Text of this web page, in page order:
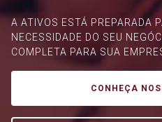
A ATIVOS ESTÁ PREPARADA
NECESSIDADE DO SEU
COMPLETA PARA SUA
CONHEÇA